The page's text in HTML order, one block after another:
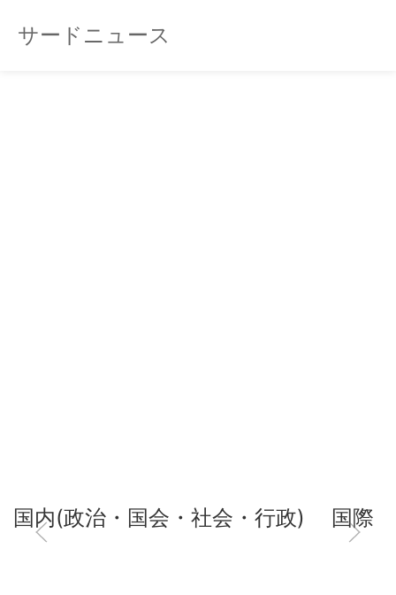
サードニュース
国内(政治・国会・社会・行政) 国際